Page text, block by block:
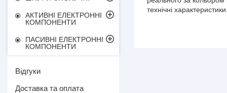
технічні
АКТИВНІ ЕЛЕКТРОННІ
КОМПОНЕНТИ
ПАСИВНІ ЕЛЕКТРОННІ
КОМПОНЕНТИ
Відгуки
Доставка та оплата